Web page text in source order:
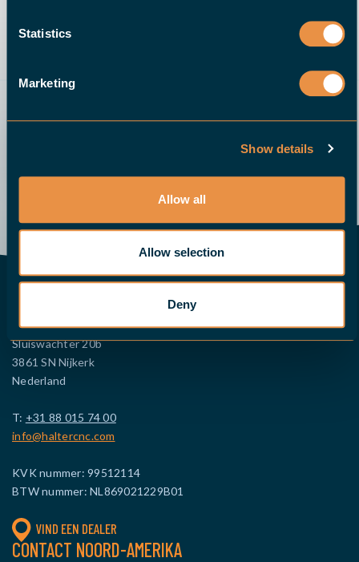
Statistics
Marketing
Show details
Allow all
Allow selection
Deny
HALTER CNC Automation B.V.
Sluiswachter 20b
3861 SN Nijkerk
Nederland
T: +31 88 015 74 00
info@haltercnc.com
KVK nummer: 99512114
BTW nummer: NL869021229B01
VIND EEN DEALER
CONTACT NOORD-AMERIKA